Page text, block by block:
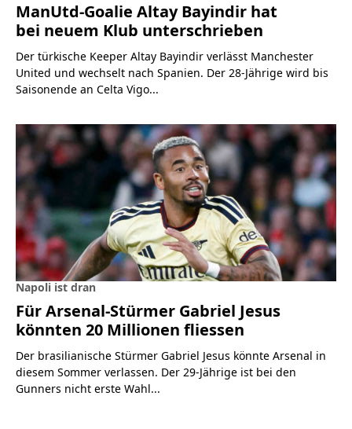
ManUtd-Goalie Altay Bayindir hat
bei neuem Klub unterschrieben
Der türkische Keeper Altay Bayindir verlässt Manchester
United und wechselt nach Spanien. Der 28-Jährige wird bis
Saisonende an Celta Vigo...
Napoli ist dran
Für Arsenal-Stürmer Gabriel Jesus
könnten 20 Millionen fliessen
Der brasilianische Stürmer Gabriel Jesus könnte Arsenal in
diesem Sommer verlassen. Der 29-Jährige ist bei den
Gunners nicht erste Wahl...